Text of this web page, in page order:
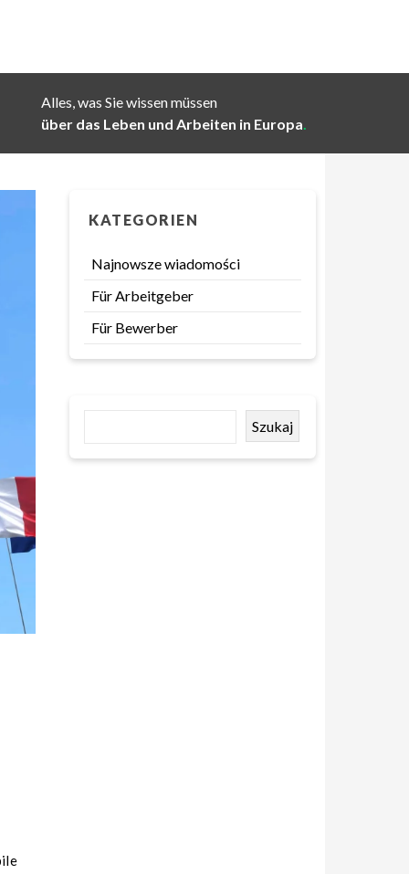
Alles, was Sie wissen müssen
über das Leben und Arbeiten in Europa.
KATEGORIEN
Najnowsze wiadomości
Für Arbeitgeber
Für Bewerber
Szukaj